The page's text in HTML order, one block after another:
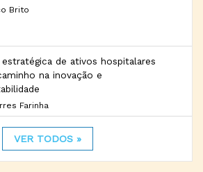
Brito
de ativos hospitalares
na inovação e
Farinha
VER TODOS »